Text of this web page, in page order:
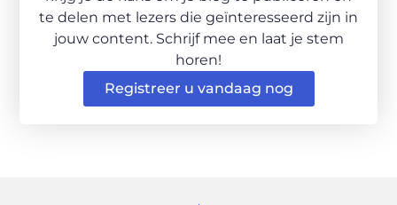
te delen met lezers die geïnteresseerd zijn in
jouw content. Schrijf mee en laat je stem
horen!
Registreer u vandaag nog